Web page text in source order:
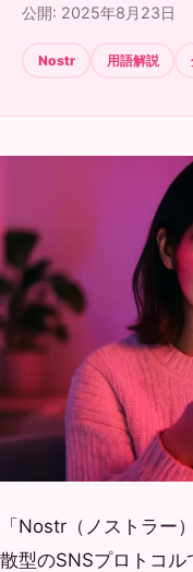
公開: 2025年8月23日
Nostr 用語解説
「Nostr（ノストラー
散型のSNSプロトコ